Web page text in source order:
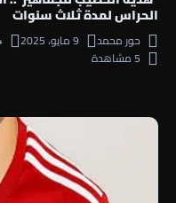
الحراس لمدة ثلاث سنوات
حور محمد 9 مايو، 2025
5 مشاهدة